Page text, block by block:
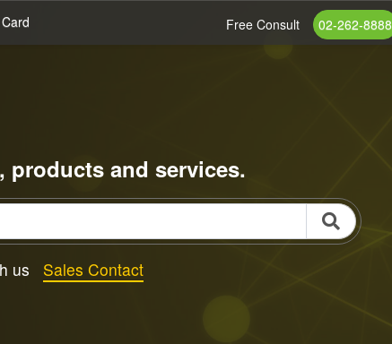
Free Consult 02-262-8888
products and services.
us Sales Contact